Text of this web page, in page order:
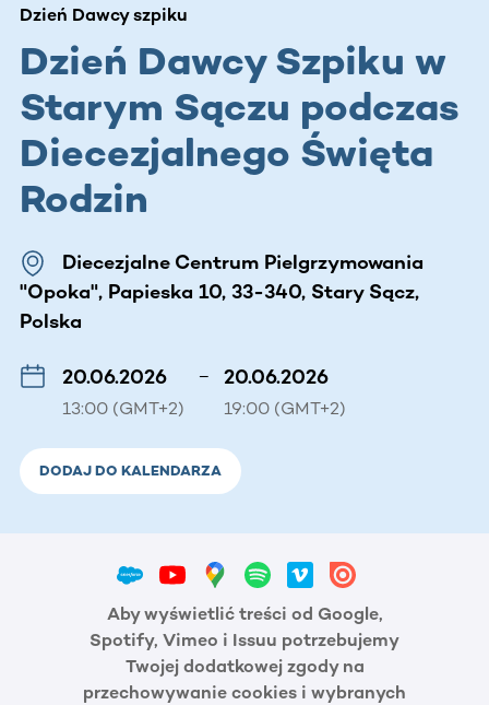
Dzień Dawcy szpiku
Dzień Dawcy Szpiku w
Starym Sączu podczas
Diecezjalnego Święta
Rodzin
Diecezjalne Centrum Pielgrzymowania
"Opoka", Papieska 10, 33-340, Stary Sącz,
Polska
20.06.2026
13:00 (GMT+2)
– 20.06.2026
19:00 (GMT+2)
DODAJ DO KALENDARZA
Aby wyświetlić treści od Google,
Spotify, Vimeo i Issuu potrzebujemy
Twojej dodatkowej zgody na
przechowywanie cookies i wybranych